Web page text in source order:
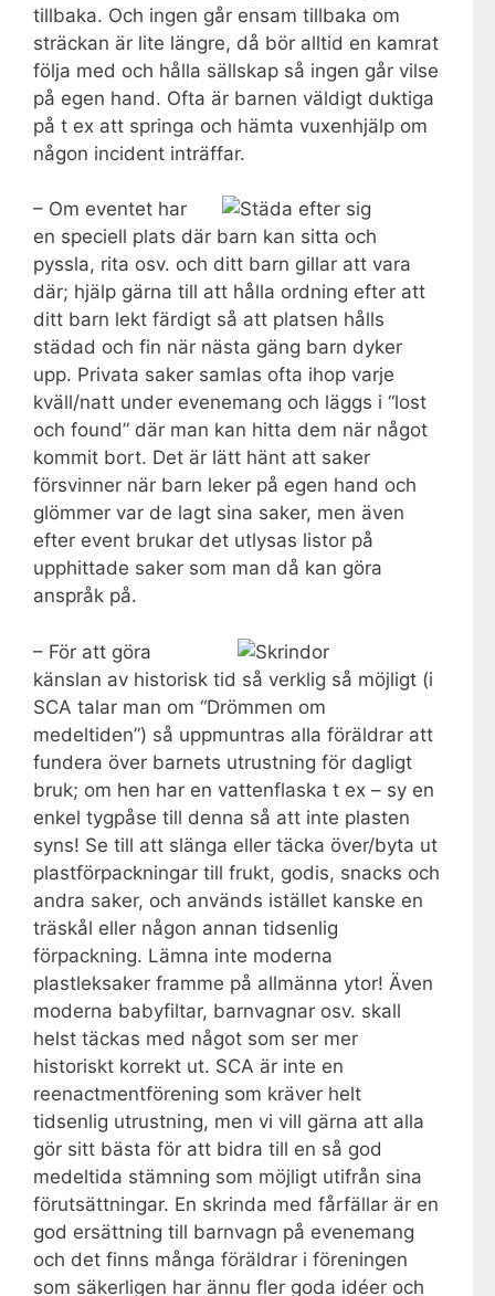
tillbaka. Och ingen går ensam tillbaka om
sträckan är lite längre, då bör alltid en kamrat
följa med och hålla sällskap så ingen går vilse
på egen hand. Ofta är barnen väldigt duktiga
på t ex att springa och hämta vuxenhjälp om
någon incident inträffar.
– Om eventet har
en speciell plats där barn kan sitta och
pyssla, rita osv. och ditt barn gillar att vara
där; hjälp gärna till att hålla ordning efter att
ditt barn lekt färdigt så att platsen hålls
städad och fin när nästa gäng barn dyker
upp. Privata saker samlas ofta ihop varje
kväll/natt under evenemang och läggs i “lost
och found” där man kan hitta dem när något
kommit bort. Det är lätt hänt att saker
försvinner när barn leker på egen hand och
glömmer var de lagt sina saker, men även
efter event brukar det utlysas listor på
upphittade saker som man då kan göra
anspråk på.
– För att göra
känslan av historisk tid så verklig så möjligt (i
SCA talar man om “Drömmen om
medeltiden”) så uppmuntras alla föräldrar att
fundera över barnets utrustning för dagligt
bruk; om hen har en vattenflaska t ex – sy en
enkel tygpåse till denna så att inte plasten
syns! Se till att slänga eller täcka över/byta ut
plastförpackningar till frukt, godis, snacks och
andra saker, och används istället kanske en
träskål eller någon annan tidsenlig
förpackning. Lämna inte moderna
plastleksaker framme på allmänna ytor! Även
moderna babyfiltar, barnvagnar osv. skall
helst täckas med något som ser mer
historiskt korrekt ut. SCA är inte en
reenactmentförening som kräver helt
tidsenlig utrustning, men vi vill gärna att alla
gör sitt bästa för att bidra till en så god
medeltida stämning som möjligt utifrån sina
förutsättningar. En skrinda med fårfällar är en
god ersättning till barnvagn på evenemang
och det finns många föräldrar i föreningen
som säkerligen har ännu fler goda idéer och